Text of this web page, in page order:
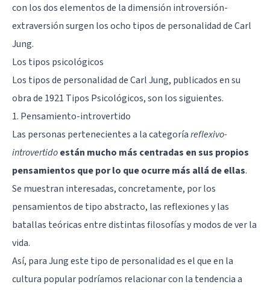
con los dos elementos de la dimensión introversión-
extraversión surgen los ocho tipos de personalidad de Carl
Jung.
Los tipos psicológicos
Los tipos de personalidad de Carl Jung, publicados en su
obra de 1921 Tipos Psicológicos, son los siguientes.
1. Pensamiento-introvertido
Las personas pertenecientes a la categoríareflexivo-
introvertidoestán mucho más centradas en sus propios
pensamientos que por lo que ocurre más allá de ellas.
Se muestran interesadas, concretamente, por los
pensamientos de tipo abstracto, las reflexiones y las
batallas teóricas entre distintas filosofías y modos de ver la
vida.
Así, para Jung este tipo de personalidad es el que en la
cultura popular podríamos relacionar con la tendencia a